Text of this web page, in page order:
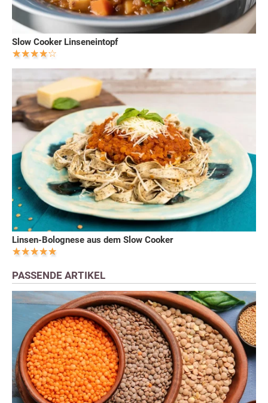
Slow Cooker Linseneintopf
Linsen-Bolognese aus dem Slow Cooker
PASSENDE ARTIKEL